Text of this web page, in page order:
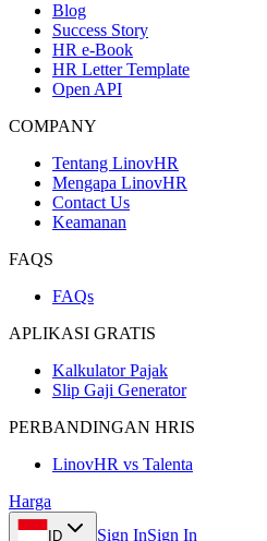
Blog
Success Story
HR e-Book
HR Letter Template
Open API
COMPANY
Tentang LinovHR
Mengapa LinovHR
Contact Us
Keamanan
FAQS
FAQs
APLIKASI GRATIS
Kalkulator Pajak
Slip Gaji Generator
PERBANDINGAN HRIS
LinovHR vs Talenta
Harga
ID Sign InSign In